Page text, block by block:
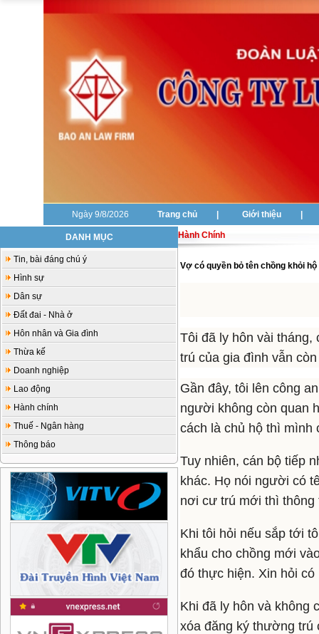
Ngày 9/8/2026 Trang chủ Giới thiệu
DANH MỤC
Tin, bài đáng chú ý
Hình sự
Dân sự
Đất đai - Nhà ở
Hôn nhân và Gia đình
Thừa kế
Doanh nghiệp
Lao động
Hành chính
Thuế - Ngân hàng
Thông báo
Hành Chính
Vợ có quyền bỏ tên chồng khỏi
Tôi đã ly hôn vài
trú của gia đình vẫn
Gần đây, tôi lên công
người không còn quan
cách là chủ hộ thì mình
Tuy nhiên, cán bộ tiếp
khác. Họ nói người có
nơi cư trú mới thì
Khi tôi hỏi nếu sắp tới
khẩu cho chồng mới
đó thực hiện. Xin hỏi có
Khi đã ly hôn và không
xóa đăng ký thường trú